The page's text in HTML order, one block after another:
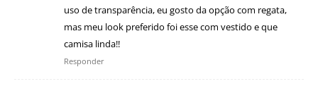
uso de transparência, eu gosto da opção com regata,
mas meu look preferido foi esse com vestido e que
camisa linda!!
Responder